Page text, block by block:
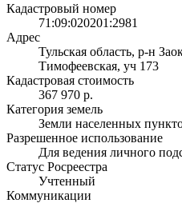
Кадастровый номер
71:09:020201:2981
Адрес
Тульская область, р-н
Тимофеевская, уч 173
Кадастровая стоимость
367 970 р.
Категория земель
Земли населенных
Разрешенное использование
Для ведения личного
Статус Росреестра
Учтенный
Коммуникации